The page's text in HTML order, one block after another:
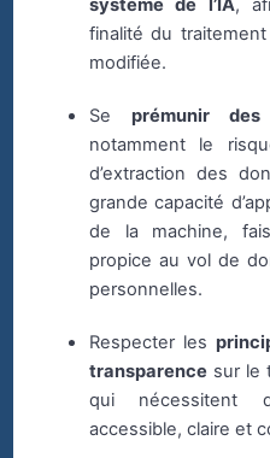
système de l’IA,
finalité du
modifiée.
Se prémunir
notamment le
d’extraction des
grande capacité
de la machine,
propice au vol de
personnelles.
Respecter les
transparence sur le
qui nécessitent
accessible, claire et